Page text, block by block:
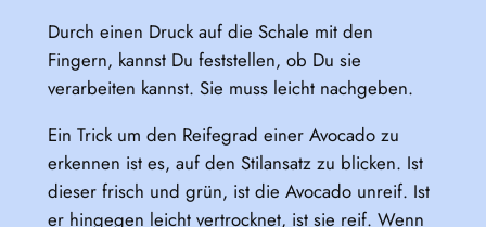
Durch einen Druck auf die Schale mit den
Fingern, kannst Du feststellen, ob Du sie
verarbeiten kannst. Sie muss leicht nachgeben.
Ein Trick um den Reifegrad einer Avocado zu
erkennen ist es, auf den Stilansatz zu blicken. Ist
dieser frisch und grün, ist die Avocado unreif. Ist
er hingegen leicht vertrocknet, ist sie reif. Wenn